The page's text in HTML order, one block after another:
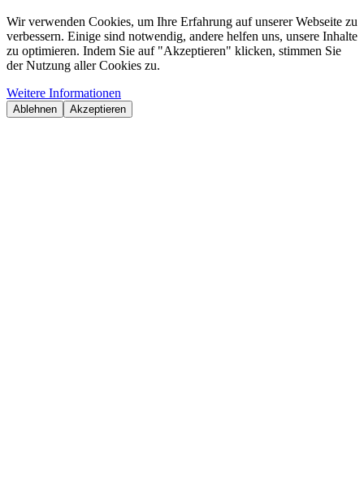
Wir verwenden Cookies, um Ihre Erfahrung auf unserer Webseite zu
verbessern. Einige sind notwendig, andere helfen uns, unsere Inhalte
zu optimieren. Indem Sie auf "Akzeptieren" klicken, stimmen Sie
der Nutzung aller Cookies zu.
Weitere Informationen
Ablehnen Akzeptieren